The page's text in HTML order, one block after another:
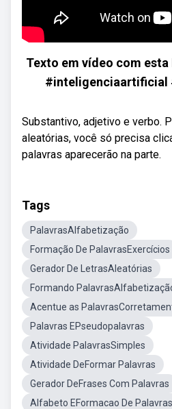
Texto em vídeo com
#inteligenciaartificial
Substantivo, adjetivo e verbo.
aleatórias, você só precisa
palavras aparecerão na parte.
Tags
PalavrasAlfabetização
Formação De PalavrasExercícios
Gerador De LetrasAleatórias
Formando
Acentue as
Palavras EPseudopalavras
Atividade PalavrasSimples
Atividade DeFormar Palavras
Gerador DeFrases Com Palavras
Alfabeto EFormacao De Palavras